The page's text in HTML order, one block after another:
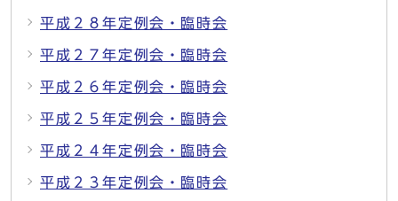
平成２８年定例会・臨時会
平成２７年定例会・臨時会
平成２６年定例会・臨時会
平成２５年定例会・臨時会
平成２４年定例会・臨時会
平成２３年定例会・臨時会